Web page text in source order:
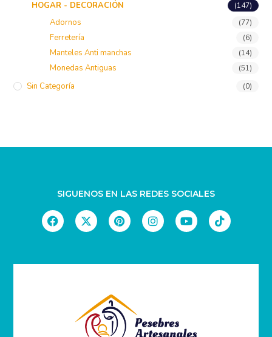
Artículos para ELLA (109)
HOGAR - DECORACIÓN (147)
Adornos
Ferretería (6)
Manteles Anti manchas (14)
Monedas Antiguas
SIGUENOS EN LAS REDES SOCIALES